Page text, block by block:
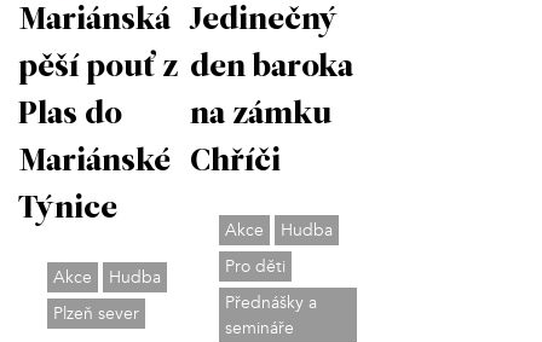
Mariánská
pěší pouť z
Plas do
Mariánské
Týnice
Akce
Hudba
Plzeň sever
Jedinečný
den baroka
na zámku
Chříči
Akce
Hudba
Pro děti
Přednášky a
semináře